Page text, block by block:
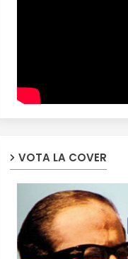
VOTA LA COVER